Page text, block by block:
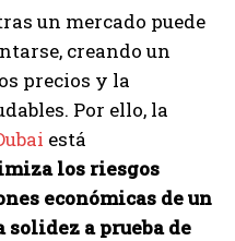
un mercado puede
creando un
precios y la
Por ello, la
está
los riesgos
económicas de un
a prueba de